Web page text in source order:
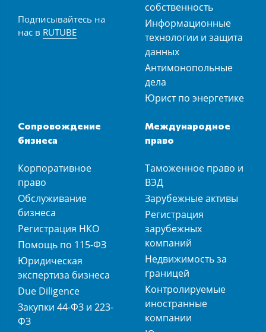
Подписывайтесь на
нас в RUTUBE
собственность
Информационные
технологии и защита
данных
Антимонопольные
дела
Юрист по энергетике
Сопровождение
бизнеса
Корпоративное
право
Обслуживание
бизнеса
Регистрация НКО
Помощь по 115-ФЗ
Юридическая
экспертиза бизнеса
Due Diligence
Закупки 44-ФЗ и 223-
ФЗ
Международное
право
Таможенное право и
ВЭД
Зарубежные активы
Регистрация
зарубежных
компаний
Недвижимость за
границей
Контролируемые
иностранные
компании